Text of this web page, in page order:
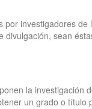
investigadores de
divulgación, sean
la investigación
un grado o título